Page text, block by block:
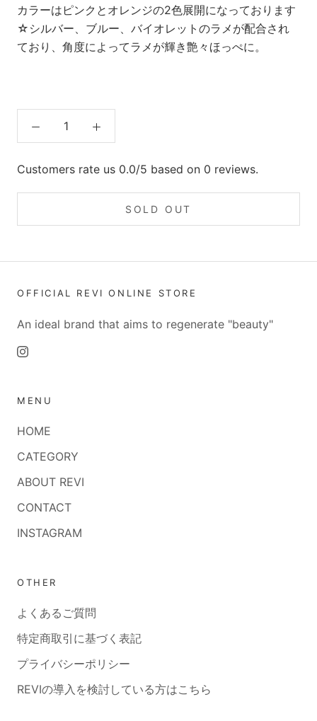
カラーはピンクとオレンジの2色展開になっております
☆シルバー、ブルー、バイオレットのラメが配合され
ており、角度によってラメが輝き艶々ほっぺに。
Customers rate us 0.0/5 based on 0 reviews.
SOLD OUT
OFFICIAL REVI ONLINE STORE
An ideal brand that aims to regenerate "beauty"
MENU
HOME
CATEGORY
ABOUT REVI
CONTACT
INSTAGRAM
OTHER
よくあるご質問
特定商取引に基づく表記
プライバシーポリシー
REVIの導入を検討している方はこちら